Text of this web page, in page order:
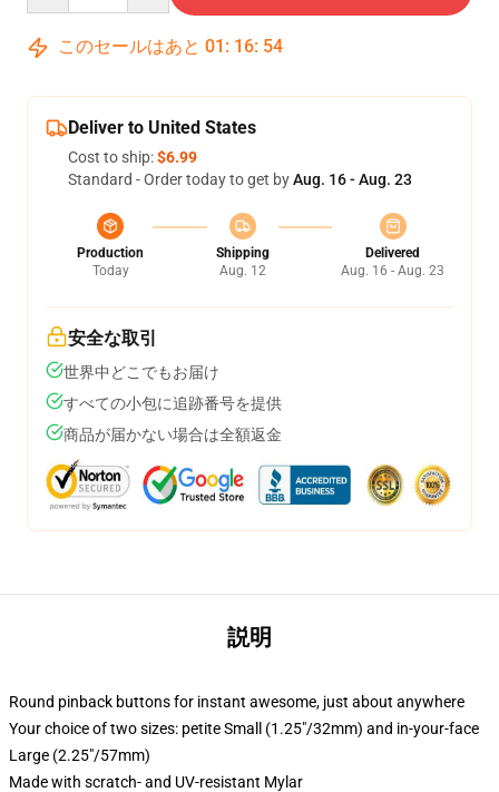
このセールはあと 01 : 16: 54
Deliver to United States
Cost to ship:$6.99
Standard - Order today to get byAug. 16 - Aug. 23
Production
Today
Shipping
Aug. 12
Delivered
Aug. 16 - Aug. 23
安全な取引
世界中どこでもお届け
すべての小包に追跡番号を提供
商品が届かない場合は全額返金
説明
Round pinback buttons for instant awesome, just about anywhere
Your choice of two sizes: petite Small (1.25"/32mm) and in-your-face
Large (2.25"/57mm)
Made with scratch- and UV-resistant Mylar